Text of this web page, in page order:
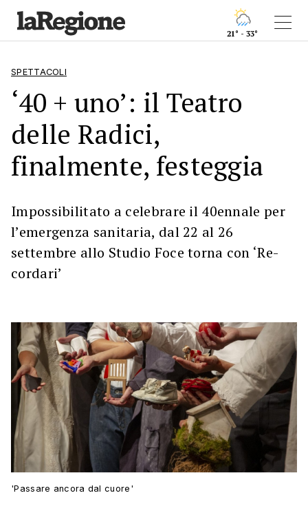
21° - 33°
SPETTACOLI
‘40 + uno’: il Teatro
delle Radici,
finalmente, festeggia
Impossibilitato a celebrare il 40ennale per
l’emergenza sanitaria, dal 22 al 26
settembre allo Studio Foce torna con ‘Re-
cordari’
'Passare ancora dal cuore'